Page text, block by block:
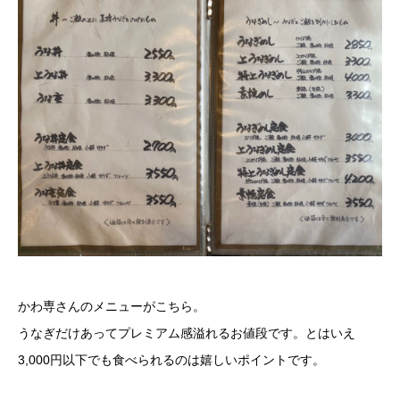
かわ専さんのメニューがこちら。
うなぎだけあってプレミアム感溢れるお値段です。とはいえ
3,000円以下でも食べられるのは嬉しいポイントです。